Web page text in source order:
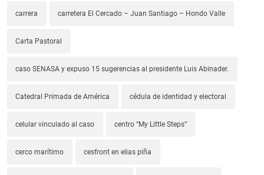
carrera carretera El Cercado – Juan Santiago – Hondo Valle
Carta Pastoral
caso SENASA y expuso 15 sugerencias al presidente Luis Abinader.
Catedral Primada de América cédula de identidad y electoral
celular vinculado al caso centro “My Little Steps”
cerco marítimo cesfront en elias piña